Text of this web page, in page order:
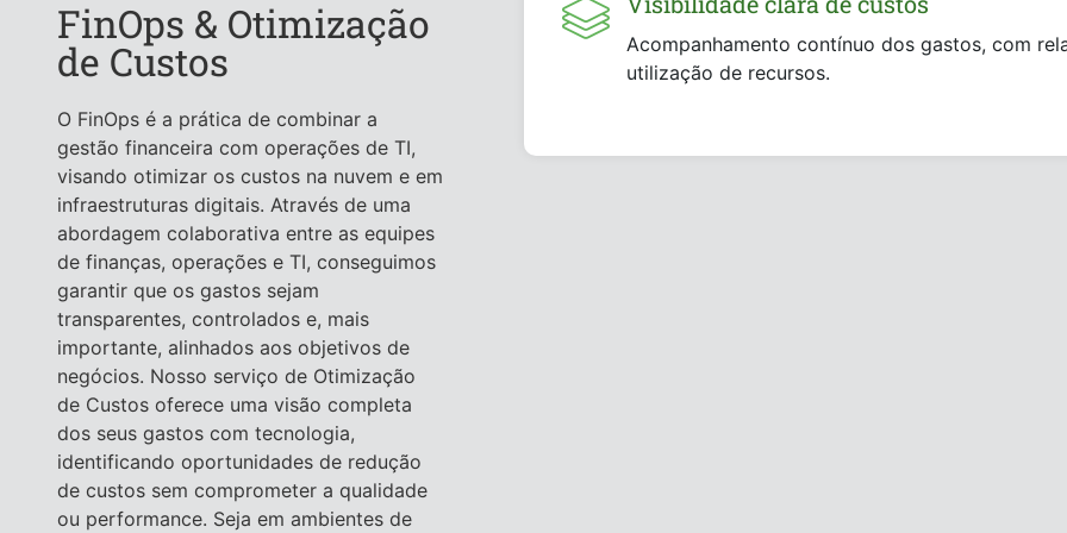
FinOps & Otimização
de Custos
O FinOps é a prática de combinar a
gestão financeira com operações de TI,
visando otimizar os custos na nuvem e em
infraestruturas digitais. Através de uma
abordagem colaborativa entre as equipes
de finanças, operações e TI, conseguimos
garantir que os gastos sejam
transparentes, controlados e, mais
importante, alinhados aos objetivos de
negócios. Nosso serviço de Otimização
de Custos oferece uma visão completa
dos seus gastos com tecnologia,
identificando oportunidades de redução
de custos sem comprometer a qualidade
ou performance. Seja em ambientes de
Acompanhamento contínuo dos gastos, com
utilização de recursos.